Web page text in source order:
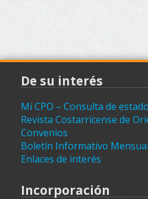
De su interés
Mi CPO – Consulta de
Revista Costarricense de
Convenios
Boletín Informativo Mensual
Enlaces de interés
Incorporación